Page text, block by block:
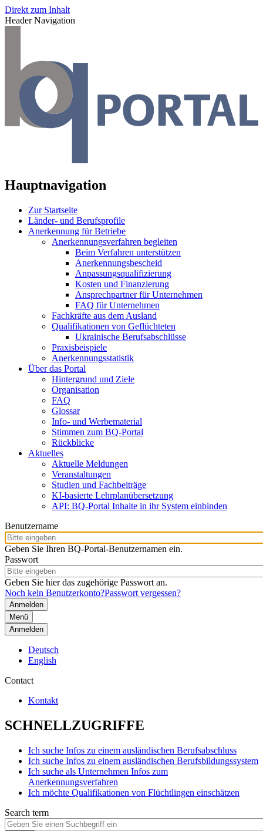
Direkt zum Inhalt
Header Navigation
Hauptnavigation
Zur Startseite
Länder- und Berufsprofile
Anerkennung für Betriebe
Anerkennungsverfahren begleiten
Beim Verfahren unterstützen
Anerkennungsbescheid
Anpassungsqualifizierung
Kosten und Finanzierung
Ansprechpartner für Unternehmen
FAQ für Unternehmen
Fachkräfte aus dem Ausland
Qualifikationen von Geflüchteten
Ukrainische Berufsabschlüsse
Praxisbeispiele
Anerkennungsstatistik
Über das Portal
Hintergrund und Ziele
Organisation
FAQ
Glossar
Info- und Werbematerial
Stimmen zum BQ-Portal
Rückblicke
Aktuelles
Aktuelle Meldungen
Veranstaltungen
Studien und Fachbeiträge
KI-basierte Lehrplanübersetzung
API: BQ-Portal Inhalte in ihr System einbinden
Benutzername
Geben Sie Ihren BQ-Portal-Benutzernamen ein.
Passwort
Geben Sie hier das zugehörige Passwort an.
Noch kein Benutzerkonto?Passwort vergessen?
Menü
Anmelden
Deutsch
English
Contact
Kontakt
SCHNELLZUGRIFFE
Ich suche Infos zu einem ausländischen Berufsabschluss
Ich suche Infos zu einem ausländischen Berufsbildungssystem
Ich suche als Unternehmen Infos zum
Anerkennungsverfahren
Ich möchte Qualifikationen von Flüchtlingen einschätzen
Search term